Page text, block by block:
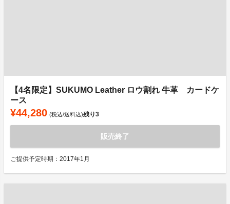
【4名限定】SUKUMO Leather ロウ割れ 牛革 カードケ
ース
¥44,280 (税込/送料込)残り3
販売終了
ご提供予定時期：2017年1月